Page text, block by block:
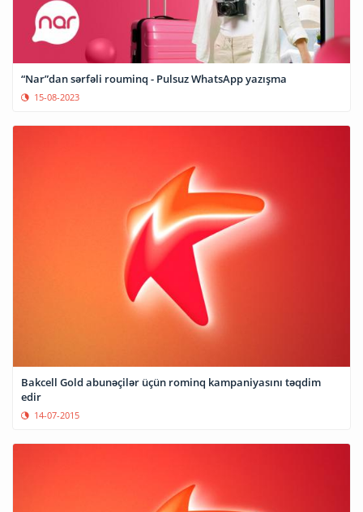
“Nar”dan sərfəli rouminq - Pulsuz WhatsApp yazışma
15-08-2023
Bakcell Gold abunəçilər üçün rominq kampaniyasını təqdim
edir
14-07-2015